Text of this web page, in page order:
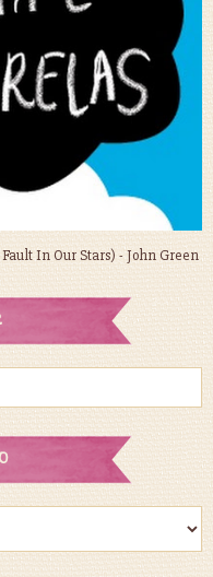
In Our Stars) - John Green